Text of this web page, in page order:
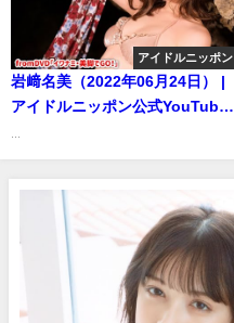
アイドルニッポン
岩﨑名美（2022年06月24日） |
アイドルニッポン公式YouTube